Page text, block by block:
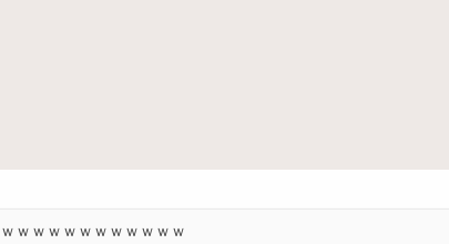
ｗｗｗｗｗｗｗｗｗｗｗ